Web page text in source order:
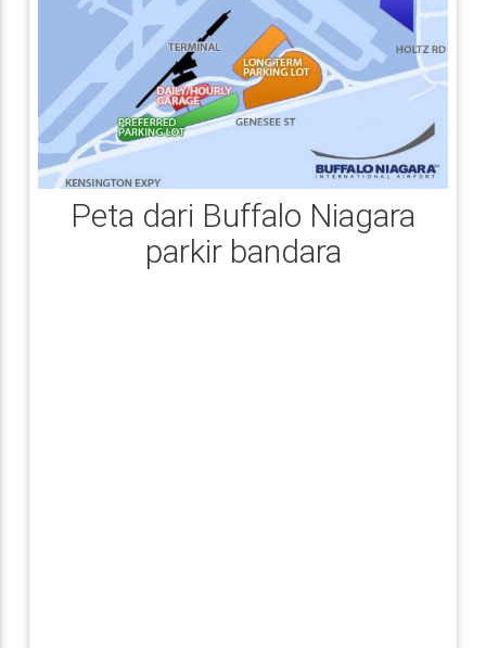
Peta dari Buffalo Niagara
parkir bandara